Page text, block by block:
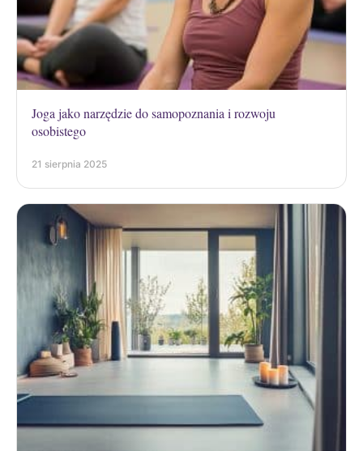
Joga jako narzędzie do samopoznania i rozwoju
osobistego
21 sierpnia 2025